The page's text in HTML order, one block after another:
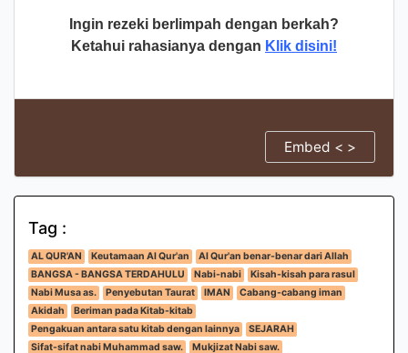
Ingin rezeki berlimpah dengan berkah?
Ketahui rahasianya dengan Klik disini!
Embed < >
Tag :
AL QUR'AN Keutamaan Al Qur'an
Al Qur'an benar-benar dari Allah
BANGSA - BANGSA TERDAHULU
Nabi-nabi
Kisah-kisah para rasul
Nabi Musa as.
Penyebutan Taurat IMAN
Cabang-cabang iman
Akidah
Beriman pada Kitab-kitab
Pengakuan antara satu kitab dengan lainnya
SEJARAH
Sifat-sifat nabi Muhammad saw.
Mukjizat Nabi saw.